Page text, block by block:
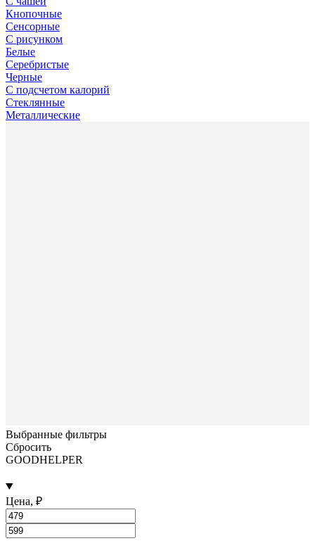
Кнопочные
Сенсорные
С рисунком
Белые
Серебристые
Черные
С подсчетом калорий
Стеклянные
Металлические
Выбранные фильтры
Сбросить
GOODHELPER
Цена, ₽